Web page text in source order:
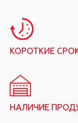
КОРОТКИЕ
НАЛИЧИЕ